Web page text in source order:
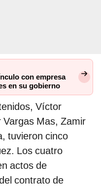
con empresa
en su gobierno
Víctor
Mas, Zamir
tuvieron cinco
Los cuatro
actos de
contrato de